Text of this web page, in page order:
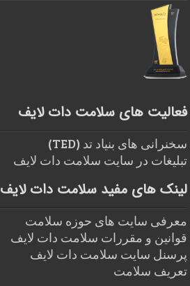
فعالیت های سلامت دات لایف
سخنرانی های بنیاد تد (TED)
تبلیغات در سایت سلامت دات لایف
لینک های مفید سلامت دات لایف
معرفی سایت های حوزه سلامت
قوانین و مقررات سلامت دات لایف
پرسنل سایت سلامت دات لایف
تعریف سلامت